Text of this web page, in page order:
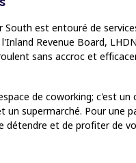
est entouré de
Revenue Board,
sans accroc et
de coworking; c'est
supermarché. Pour une
détendre et de profiter de